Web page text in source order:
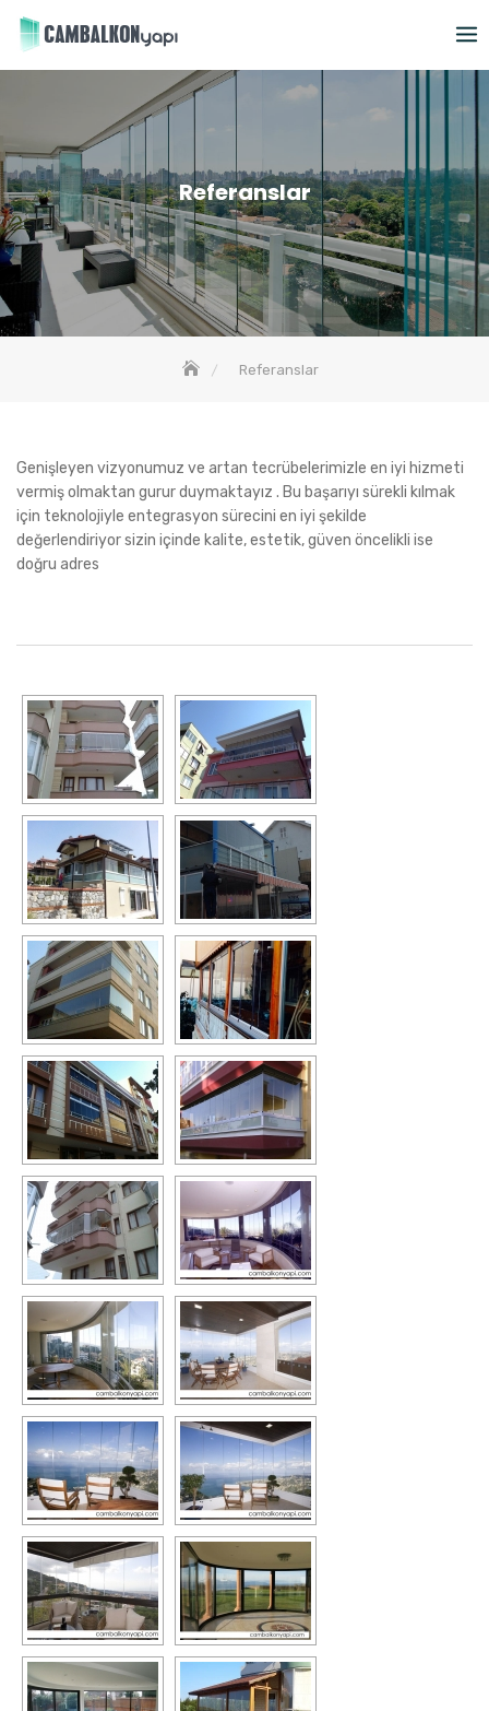
Skip
Referanslar
Referanslar
Genişleyen vizyonumuz ve artan tecrübelerimizle en iyi hizmeti
vermiş olmaktan gurur duymaktayız . Bu başarıyı sürekli kılmak
için teknolojiyle entegrasyon sürecini en iyi şekilde
değerlendiriyor sizin içinde kalite, estetik, güven öncelikli ise
doğru adres